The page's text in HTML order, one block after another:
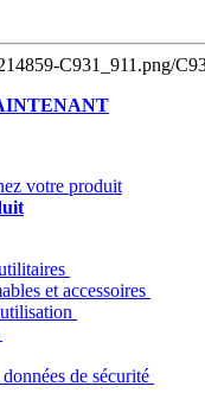
votre produit
et accessoires
de sécurité